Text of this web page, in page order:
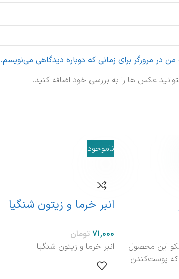
در مرورگر برای زمانی که دوباره دیدگاهی می‌نویسم.
عکس ها را به بررسی خود اضافه کنید.
این محصول
که پوست‌کندن
ناموجود
انبر خرما و زیتون شنگیا
تومان
انبر خرما و زیتون شنگیا